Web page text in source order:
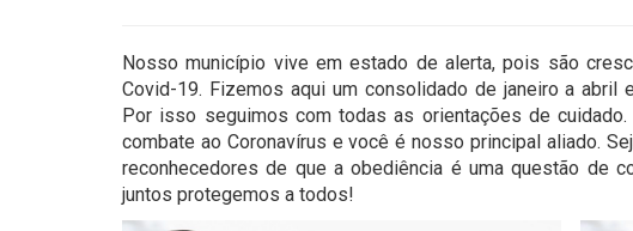
Nosso município vive em estado de alerta, pois são
Covid-19. Fizemos aqui um consolidado de janeiro a abril
Por isso seguimos com todas as orientações de
combate ao Coronavírus e você é nosso principal aliado.
reconhecedores de que a obediência é uma questão de
juntos protegemos a todos!